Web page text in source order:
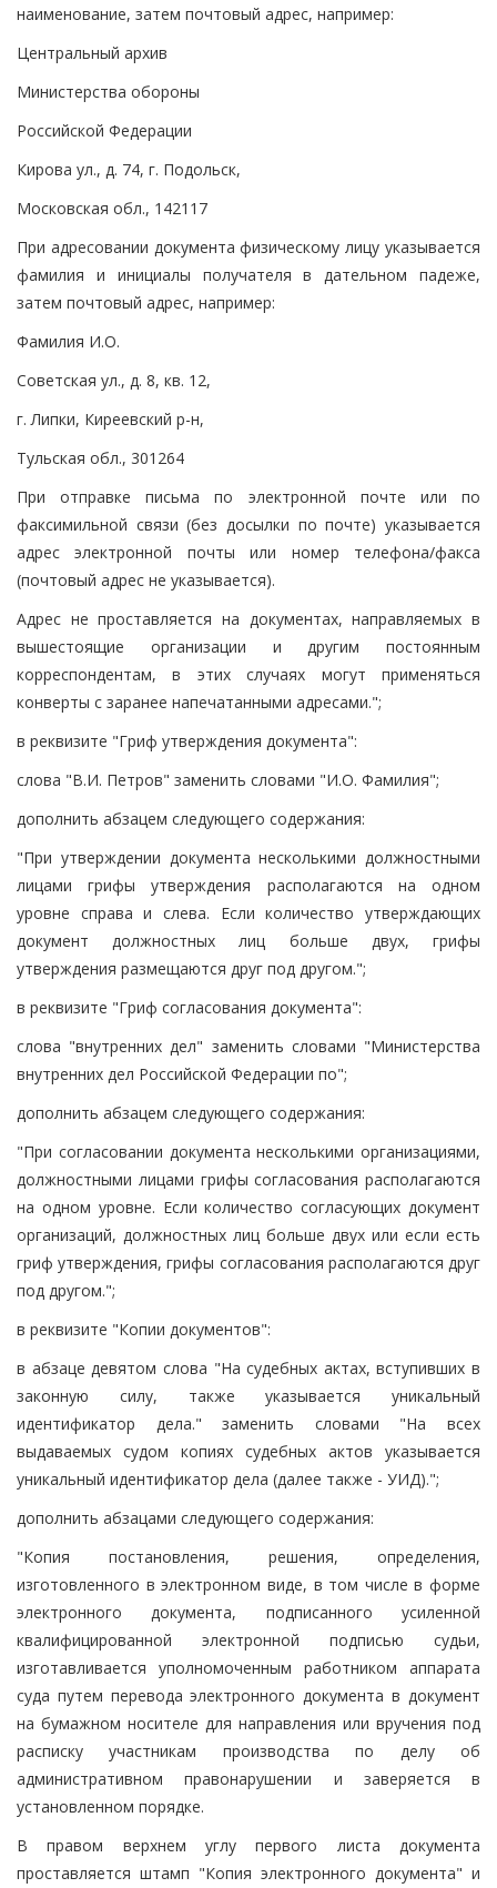
наименование, затем почтовый адрес, например:
Центральный архив
Министерства обороны
Российской Федерации
Кирова ул., д. 74, г. Подольск,
Московская обл., 142117
При адресовании документа физическому лицу указывается
фамилия и инициалы получателя в дательном падеже,
затем почтовый адрес, например:
Фамилия И.О.
Советская ул., д. 8, кв. 12,
г. Липки, Киреевский р-н,
Тульская обл., 301264
При отправке письма по электронной почте или по
факсимильной связи (без досылки по почте) указывается
адрес электронной почты или номер телефона/факса
(почтовый адрес не указывается).
Адрес не проставляется на документах, направляемых в
вышестоящие организации и другим постоянным
корреспондентам, в этих случаях могут применяться
конверты с заранее напечатанными адресами.";
в реквизите "Гриф утверждения документа":
слова "В.И. Петров" заменить словами "И.О. Фамилия";
дополнить абзацем следующего содержания:
"При утверждении документа несколькими должностными
лицами грифы утверждения располагаются на одном
уровне справа и слева. Если количество утверждающих
документ должностных лиц больше двух, грифы
утверждения размещаются друг под другом.";
в реквизите "Гриф согласования документа":
слова "внутренних дел" заменить словами "Министерства
внутренних дел Российской Федерации по";
дополнить абзацем следующего содержания:
"При согласовании документа несколькими организациями,
должностными лицами грифы согласования располагаются
на одном уровне. Если количество согласующих документ
организаций, должностных лиц больше двух или если есть
гриф утверждения, грифы согласования располагаются друг
под другом.";
в реквизите "Копии документов":
в абзаце девятом слова "На судебных актах, вступивших в
законную силу, также указывается уникальный
идентификатор дела." заменить словами "На всех
выдаваемых судом копиях судебных актов указывается
уникальный идентификатор дела (далее также - УИД).";
дополнить абзацами следующего содержания:
"Копия постановления, решения, определения,
изготовленного в электронном виде, в том числе в форме
электронного документа, подписанного усиленной
квалифицированной электронной подписью судьи,
изготавливается уполномоченным работником аппарата
суда путем перевода электронного документа в документ
на бумажном носителе для направления или вручения под
расписку участникам производства по делу об
административном правонарушении и заверяется в
установленном порядке.
В правом верхнем углу первого листа документа
проставляется штамп "Копия электронного документа" и